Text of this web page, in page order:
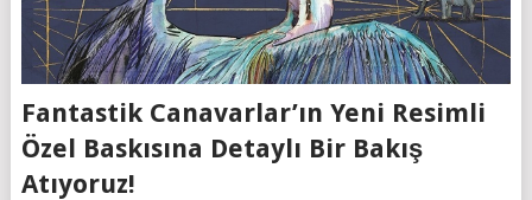
Fantastik Canavarlar’ın Yeni Resimli
Özel Baskısına Detaylı Bir Bakış
Atıyoruz!